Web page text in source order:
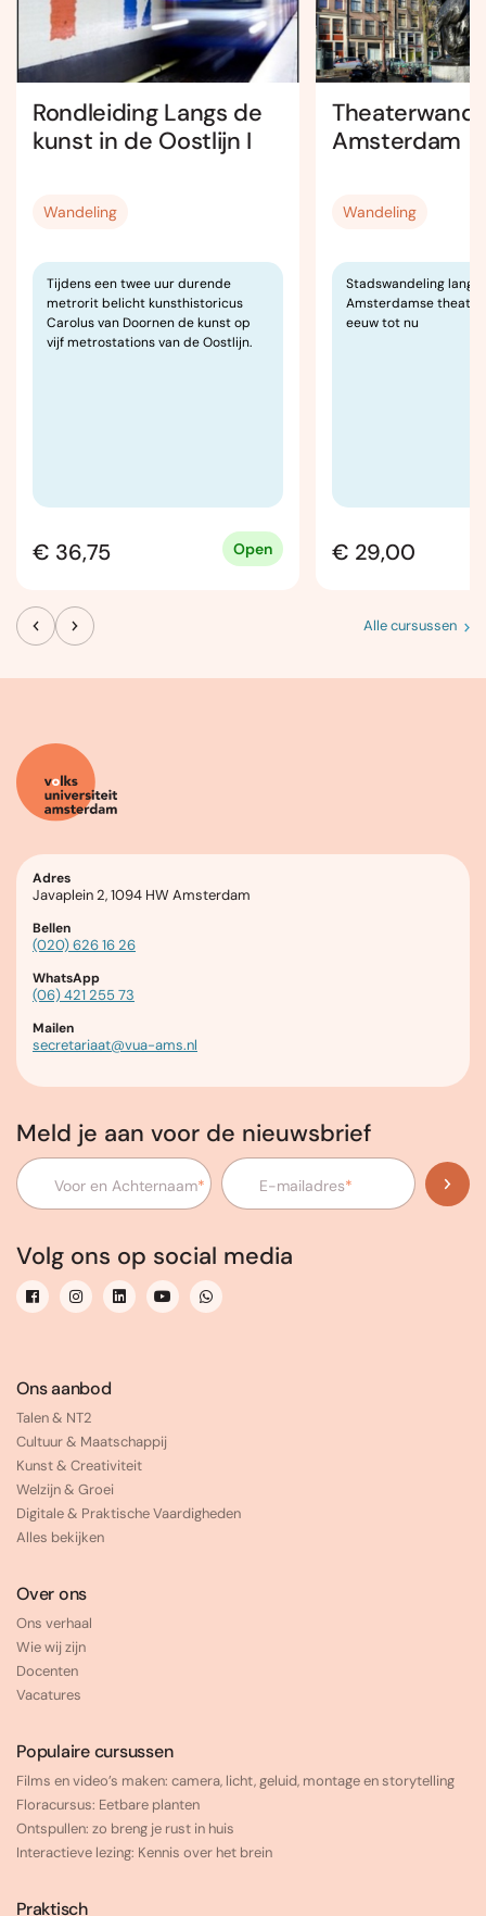
Rondleiding Langs de
kunst in de Oostlijn I
Wandeling
Tijdens een twee uur durende
metrorit belicht kunsthistoricus
Carolus van Doornen de kunst op
vijf metrostations van de Oostlijn.
€ 36,75 Open
Amsterdam
Wandeling
Stadswandeling langs
Amsterdamse theater
eeuw tot nu
€ 29,00
Alle cursussen
Adres
Javaplein 2, 1094 HW Amsterdam
Bellen
(020) 626 16 26
WhatsApp
(06) 421 255 73
Mailen
secretariaat@vua-ams.nl
Meld je aan voor de nieuwsbrief
Voor en Achternaam* E-mailadres*
Volg ons op social media
Ons aanbod
Talen & NT2
Cultuur & Maatschappij
Kunst & Creativiteit
Welzijn & Groei
Digitale & Praktische Vaardigheden
Alles bekijken
Over ons
Ons verhaal
Wie wij zijn
Docenten
Vacatures
Populaire cursussen
Films en video’s maken: camera, licht, geluid, montage en storytelling
Floracursus: Eetbare planten
Ontspullen: zo breng je rust in huis
Interactieve lezing: Kennis over het brein
Praktisch